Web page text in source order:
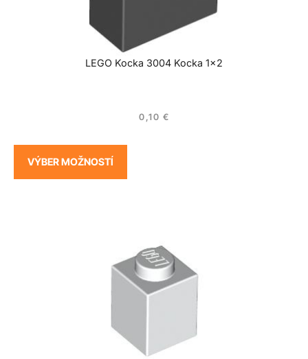
LEGO Kocka 3004 Kocka 1×2
0,10 €
VÝBER MOŽNOSTÍ